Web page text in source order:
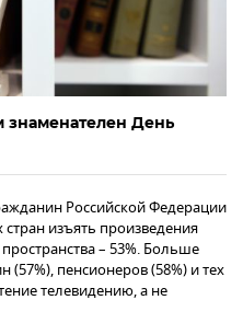
знаменателен День
Российской Федерации
изъять произведения
– 53%. Больше
(57%), пенсионеров (58%) и тех
телевидению, а не